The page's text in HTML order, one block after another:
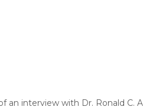
an interview with Dr. Ronald C.